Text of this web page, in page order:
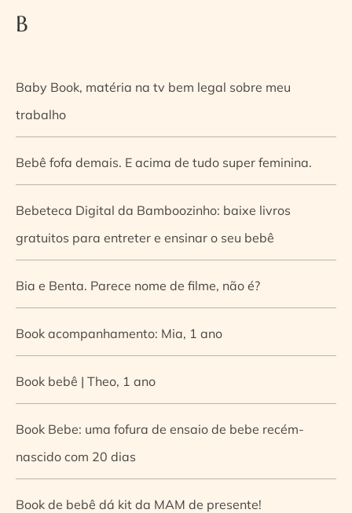
B
Baby Book, matéria na tv bem legal sobre meu
trabalho
Bebê fofa demais. E acima de tudo super feminina.
Bebeteca Digital da Bamboozinho: baixe livros
gratuitos para entreter e ensinar o seu bebê
Bia e Benta. Parece nome de filme, não é?
Book acompanhamento: Mia, 1 ano
Book bebê | Theo, 1 ano
Book Bebe: uma fofura de ensaio de bebe recém-
nascido com 20 dias
Book de bebê dá kit da MAM de presente!